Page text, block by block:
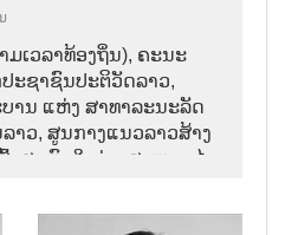
ມເວລາທ້ອງຖິ່ນ), ຄະນະ
ະຊາຊົນປະຕິວັດລາວ,
ານ ແຫ່ງ ສາທາລະນະລັດ
າວ, ສູນກາງແນວລາວສ້າງ
າສະຫຼົດໃຈວ່າ: ສະຫາຍ ໄຊ
ອາຍຸ 70 ປີ, ຫຼັງຈາກປ່ວຍ